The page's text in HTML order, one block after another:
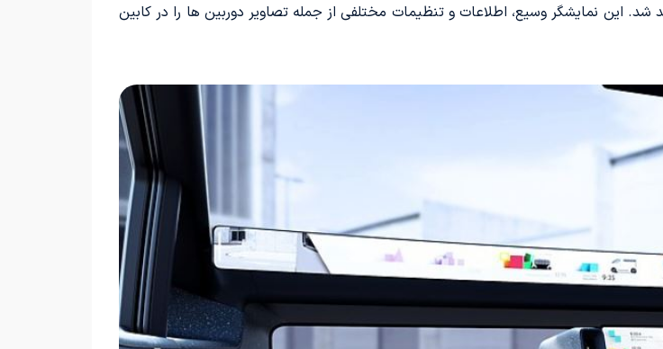
این نمایشگر وسیع، اطلاعات و تنظیمات مختلفی از جمله تصاویر دوربین ها را در کابین